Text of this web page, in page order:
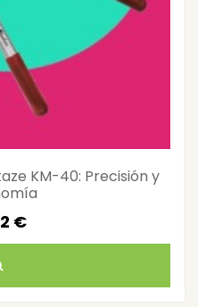
KM-40: Precisión y
€